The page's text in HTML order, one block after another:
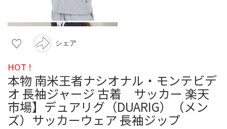
シェア
HOT !
本物 南米王者ナシオナル・モンテビデ
オ 長袖ジャージ 古着 サッカー 楽天
市場】デュアリグ（DUARIG）（メン
ズ）サッカーウェア 長袖ジップ